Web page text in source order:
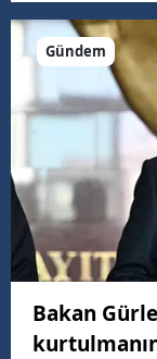
Gündem
Bakan